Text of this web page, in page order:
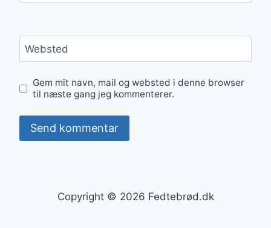
Websted
Gem mit navn, mail og websted i denne browser
til næste gang jeg kommenterer.
Copyright © 2026 Fedtebrød.dk